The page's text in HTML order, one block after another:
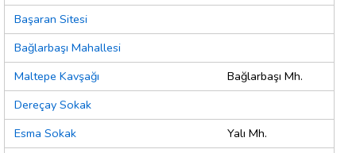
Başaran Sitesi
Bağlarbaşı Mahallesi
Maltepe Kavşağı
Bağlarbaşı Mh.
Dereçay Sokak
Esma Sokak
Yalı Mh.